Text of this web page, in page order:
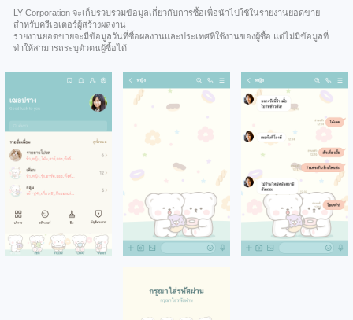
LY Corporation จะเก็บรวบรวมข้อมูลเกี่ยวกับการซื้อเพื่อนำไปใช้ในรายงานยอดขาย
สำหรับครีเอเตอร์ผู้สร้างผลงาน
รายงานยอดขายจะมีข้อมูลวันที่ซื้อผลงานและประเทศที่ใช้งานของผู้ซื้อ แต่ไม่มีข้อมูลที่
ทำให้สามารถระบุตัวตนผู้ซื้อได้